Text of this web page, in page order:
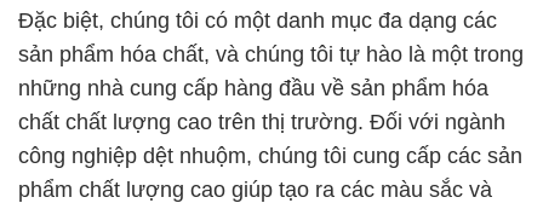
Đặc biệt, chúng tôi có một danh mục đa dạng các
sản phẩm hóa chất, và chúng tôi tự hào là một trong
những nhà cung cấp hàng đầu về sản phẩm hóa
chất chất lượng cao trên thị trường. Đối với ngành
công nghiệp dệt nhuộm, chúng tôi cung cấp các sản
phẩm chất lượng cao giúp tạo ra các màu sắc và